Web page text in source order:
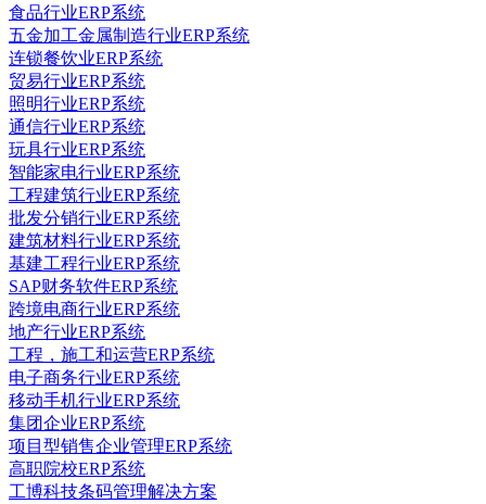
食品行业ERP系统
五金加工金属制造行业ERP系统
连锁餐饮业ERP系统
贸易行业ERP系统
照明行业ERP系统
通信行业ERP系统
玩具行业ERP系统
智能家电行业ERP系统
工程建筑行业ERP系统
批发分销行业ERP系统
建筑材料行业ERP系统
基建工程行业ERP系统
SAP财务软件ERP系统
跨境电商行业ERP系统
地产行业ERP系统
工程，施工和运营ERP系统
电子商务行业ERP系统
移动手机行业ERP系统
集团企业ERP系统
项目型销售企业管理ERP系统
高职院校ERP系统
工博科技条码管理解决方案